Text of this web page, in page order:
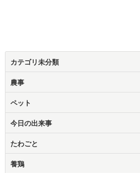
カテゴリ未分類
農事
ペット
今日の出来事
たわごと
養鶏